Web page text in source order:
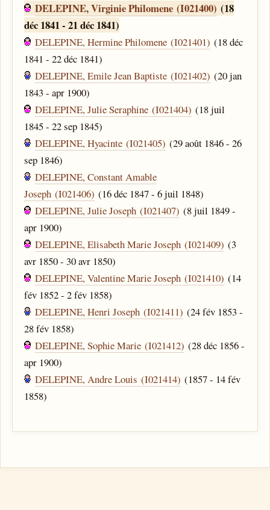
DELEPINE, Virginie Philomene (I021400) (18
déc 1841 - 21 déc 1841)
DELEPINE, Hermine Philomene (I021401) (18 déc
1841 - 22 déc 1841)
DELEPINE, Emile Jean Baptiste (I021402) (20 jan
1843 - apr 1900)
DELEPINE, Julie Seraphine (I021404) (18 juil
1845 - 22 sep 1845)
DELEPINE, Hyacinte (I021405) (29 août 1846 - 26
sep 1846)
DELEPINE, Constant Amable
Joseph (I021406) (16 déc 1847 - 6 juil 1848)
DELEPINE, Julie Joseph (I021407) (8 juil 1849 -
apr 1900)
DELEPINE, Elisabeth Marie Joseph (I021409) (3
avr 1850 - 30 avr 1850)
DELEPINE, Valentine Marie Joseph (I021410) (14
fév 1852 - 2 fév 1858)
DELEPINE, Henri Joseph (I021411) (24 fév 1853 -
28 fév 1858)
DELEPINE, Sophie Marie (I021412) (28 déc 1856 -
apr 1900)
DELEPINE, Andre Louis (I021414) (1857 - 14 fév
1858)